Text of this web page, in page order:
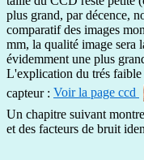
plus grand, par décence,
comparatif des images
mm, la qualité image sera
évidemment une plus
L'explication du trés
capteur : Voir la page ccd
Un chapitre suivant
et des facteurs de bruit